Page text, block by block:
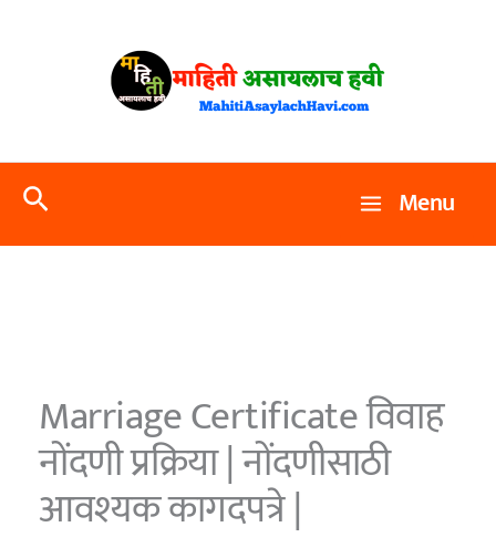
Search Menu
Marriage Certificate विवाह
नोंदणी प्रक्रिया | नोंदणीसाठी
आवश्यक कागदपत्रे |